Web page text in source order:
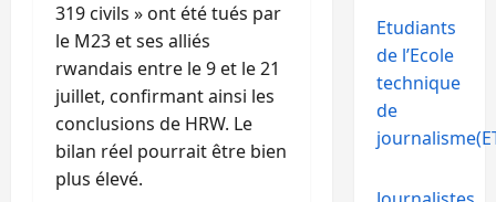
319 civils » ont été tués par
le M23 et ses alliés
rwandais entre le 9 et le 21
juillet, confirmant ainsi les
conclusions de HRW. Le
bilan réel pourrait être bien
plus élevé.
Etudiants
de l’Ecole
technique
de